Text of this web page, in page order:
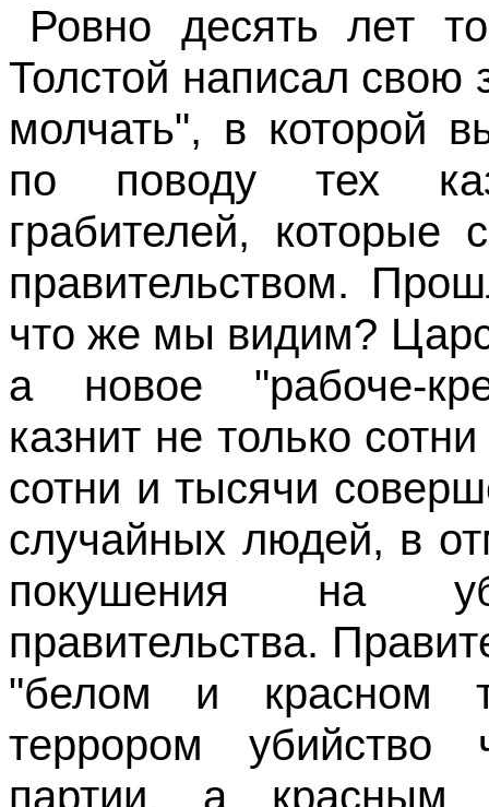
Ровно десять лет
Толстой написал свою
молчать", в которой
по поводу тех
грабителей, которые
правительством.
что же мы видим?
а новое "рабоче-
казнит не только
сотни и тысячи
случайных людей, в
покушения на
правительства.
"белом и красном
террором убийство
партии, а красным